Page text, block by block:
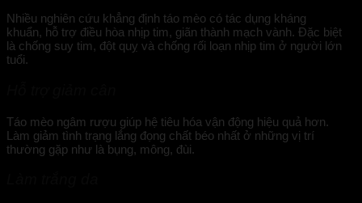
Nhiều nghiên cứu khẳng định táo mèo có tác dụng kháng
khuẩn, hỗ trợ điều hòa nhịp tim, giãn thành mạch vành. Đặc biệt
là chống suy tim, đột quỵ và chống rối loạn nhịp tim ở người lớn
tuổi.
Táo mèo ngâm rượu giúp hệ tiêu hóa vận động hiệu quả hơn.
Làm giảm tình trạng lắng đọng chất béo nhất ở những vị trí
thường gặp như là bụng, mông, đùi.